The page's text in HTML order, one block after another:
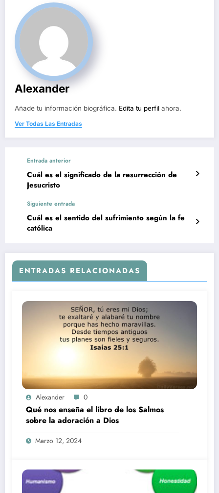
Alexander
Añade tu información biográfica. Edita tu perfil ahora.
Ver Todas Las Entradas
Entrada anterior
Cuál es el significado de la resurrección de
Jesucristo
Siguiente entrada
Cuál es el sentido del sufrimiento según la fe
católica
ENTRADAS RELACIONADAS
Alexander 0
Qué nos enseña el libro de los Salmos
sobre la adoración a Dios
Marzo 12, 2024